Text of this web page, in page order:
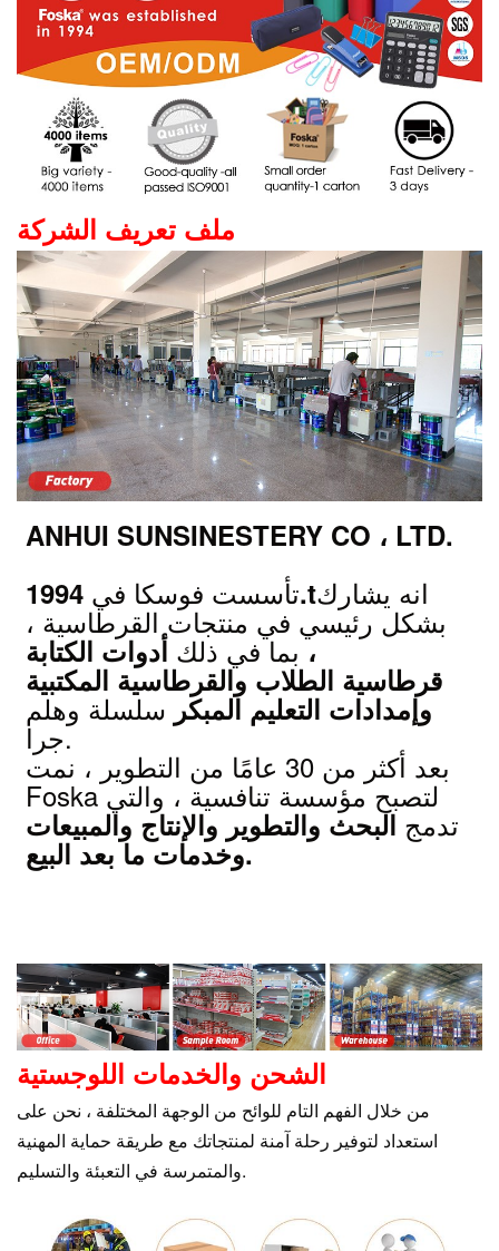
ملف تعريف الشركة
ANHUI SUNSINESTERY CO ، LTD.
تأسست فوسكا في1994.tانه يشارك
بشكل رئيسي في منتجات القرطاسية ،
بما في ذلكأدوات الكتابة ،
قرطاسية الطلاب والقرطاسية المكتبية
وإمدادات التعليم المبكر سلسلة وهلم
جرا.
بعد أكثر من 30 عامًا من التطوير ، نمت
Foska لتصبح مؤسسة تنافسية ، والتي
تدمجالبحث والتطوير والإنتاج والمبيعات
وخدمات ما بعد البيع.
الشحن والخدمات اللوجستية
من خلال الفهم التام للوائح من الوجهة المختلفة ، نحن على
استعداد لتوفير رحلة آمنة لمنتجاتك مع طريقة حماية المهنية
والمتمرسة في التعبئة والتسليم.